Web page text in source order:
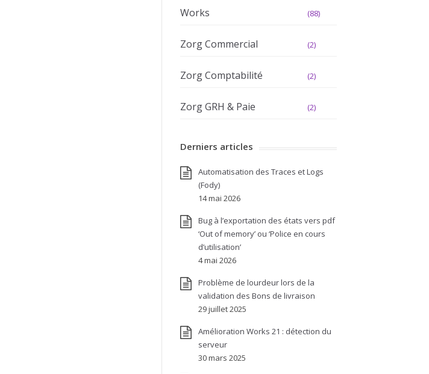
Works (88)
Zorg Commercial (2)
Zorg Comptabilité (2)
Zorg GRH & Paie (2)
Derniers articles
Automatisation des Traces et Logs
(Fody)
14 mai 2026
Bug à l’exportation des états vers pdf
‘Out of memory’ ou ‘Police en cours
d’utilisation’
4 mai 2026
Problème de lourdeur lors de la
validation des Bons de livraison
29 juillet 2025
Amélioration Works 21 : détection du
serveur
30 mars 2025